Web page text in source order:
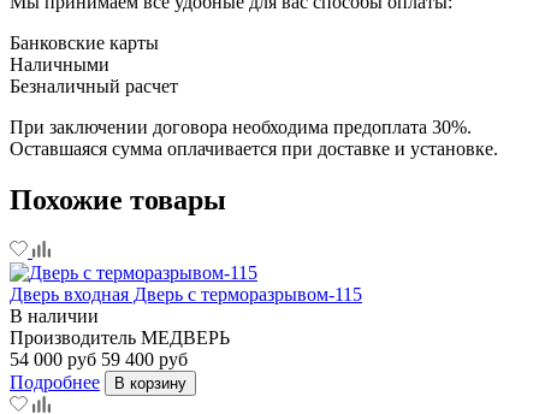
Банковские карты
Наличными
Безналичный расчет
При заключении договора необходима предоплата 30%.
Оставшаяся сумма оплачивается при доставке и установке.
Похожие товары
Дверь входная Дверь с терморазрывом-115
В наличии
Производитель МЕДВЕРЬ
54 000 руб 59 400 руб
Подробнее
В корзину